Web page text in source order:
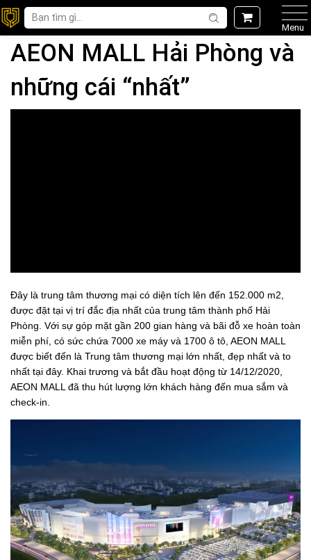
Menu
AEON MALL Hải Phòng và
những cái “nhất”
Đây là trung tâm thương mại có diện tích lên đến 152.000 m2,
được đặt tại vị trí đắc địa nhất của trung tâm thành phố Hải
Phòng. Với sự góp mặt gần 200 gian hàng và bãi đỗ xe hoàn toàn
miễn phí, có sức chứa 7000 xe máy và 1700 ô tô, AEON MALL
được biết đến là Trung tâm thương mại lớn nhất, đẹp nhất và to
nhất tại đây. Khai trương và bắt đầu hoạt động từ 14/12/2020,
AEON MALL đã thu hút lượng lớn khách hàng đến mua sắm và
check-in.